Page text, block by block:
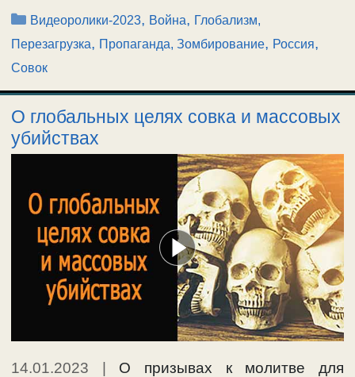
Рубрики
Видеоролики-2023, Война, Глобализм,
Перезагрузка, Пропаганда, Зомбирование, Россия,
Совок
О глобальных целях совка и массовых
убийствах
14.01.2023
О призывах к молитве для